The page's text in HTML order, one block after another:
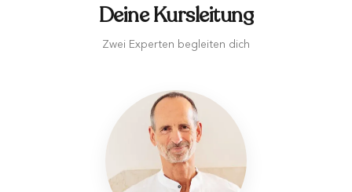
Deine Kursleitung
Zwei Experten begleiten dich